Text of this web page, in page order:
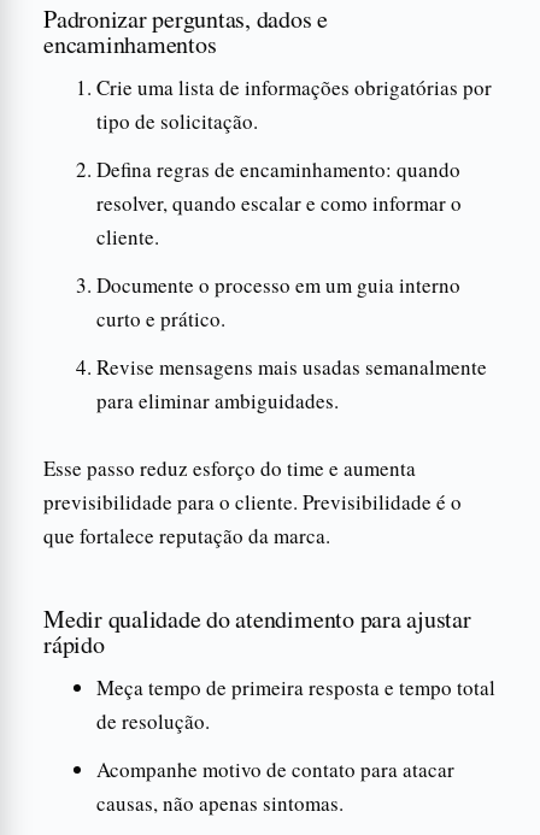
Padronizar perguntas, dados e
encaminhamentos
Crie uma lista de informações obrigatórias por
tipo de solicitação.
Defina regras de encaminhamento: quando
resolver, quando escalar e como informar o
cliente.
Documente o processo em um guia interno
curto e prático.
Revise mensagens mais usadas semanalmente
para eliminar ambiguidades.
Esse passo reduz esforço do time e aumenta
previsibilidade para o cliente. Previsibilidade é o
que fortalece reputação da marca.
Medir qualidade do atendimento para ajustar
rápido
Meça tempo de primeira resposta e tempo total
de resolução.
Acompanhe motivo de contato para atacar
causas, não apenas sintomas.